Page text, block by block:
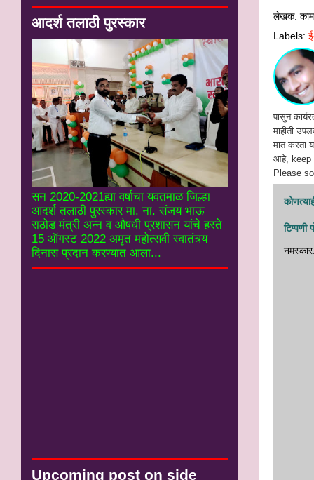
लेखक.
Labels:
पासुन
माहीती
मात करता
आहे, keep
Please
टिप्पणी
आदर्श तलाठी पुरस्कार
सन 2020-2021ह्या वर्षाचा यवतमाळ जिल्हा
आदर्श तलाठी पुरस्कार मा. ना. संजय भाऊ
राठोड मंत्री अन्न व औषधी प्रशासन यांचे हस्ते
15 ऑगस्ट 2022 अमृत महोत्सवी स्वातंत्र्य
दिनास प्रदान करण्यात आला...
Upcoming post on side